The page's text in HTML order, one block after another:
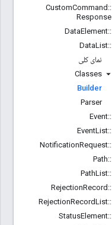
::
CustomCommand
Response
::
DataElement
::
DataList
نمای کلی
Classes
Builder
Parser
::
Event
::
EventList
::
NotificationRequest
::
Path
::
PathList
::
RejectionRecord
::
RejectionRecordList
::
StatusElement